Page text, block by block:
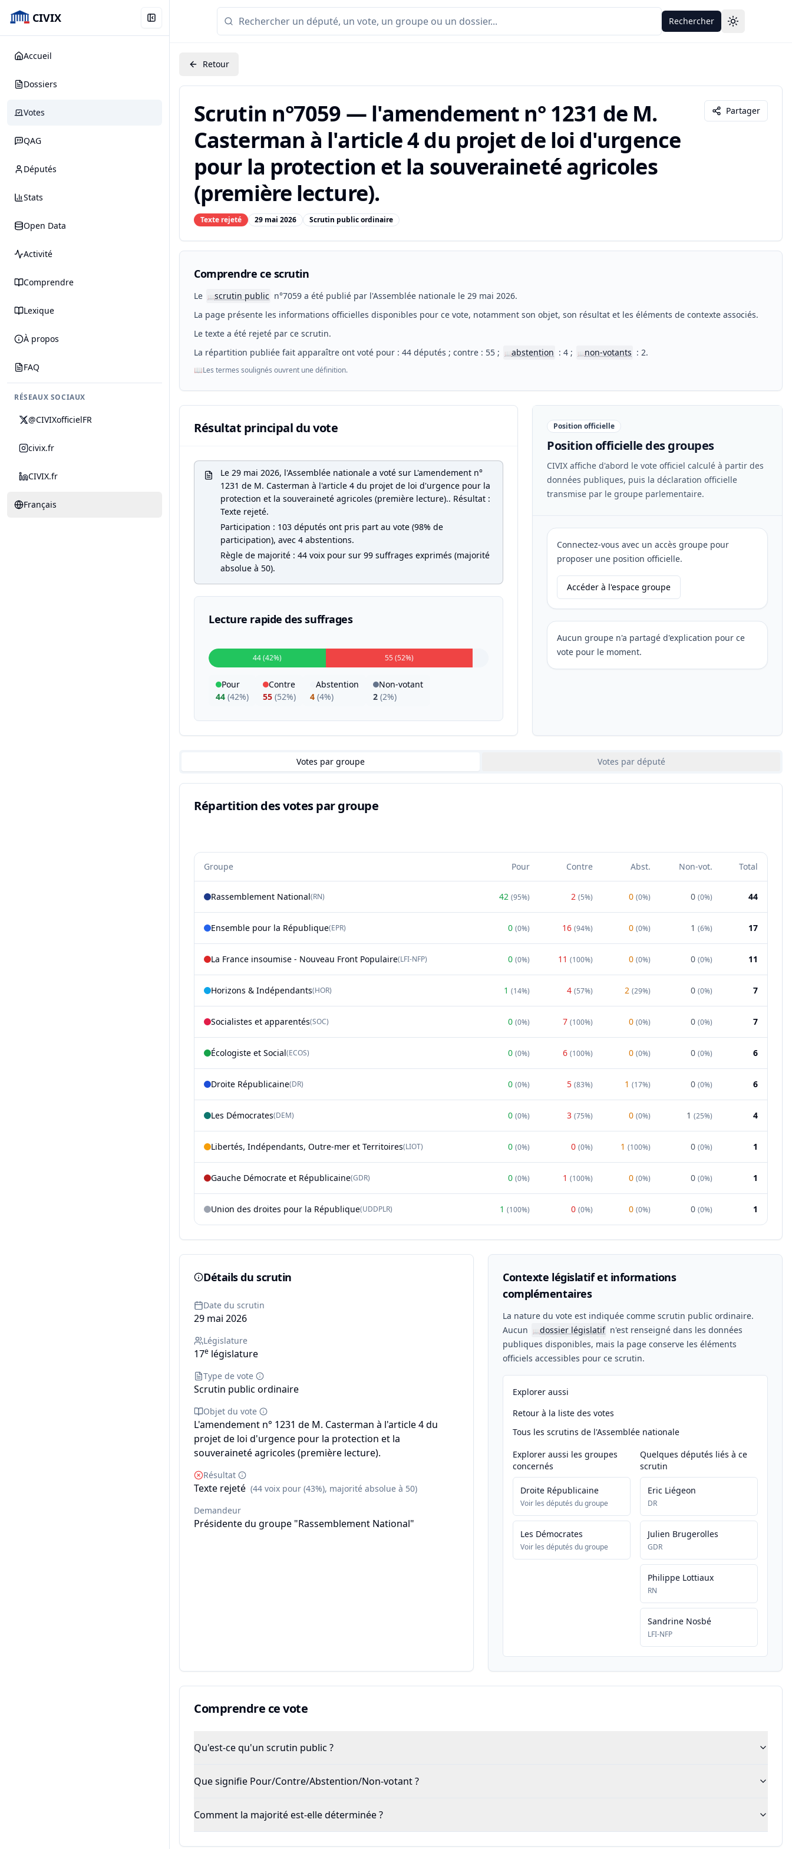
CIVIX
Accueil
Dossiers
Votes
QAG
Députés
Stats
Open Data
Activité
Comprendre
Lexique
À propos
FAQ
RÉSEAUX SOCIAUX
@CIVIXofficielFR
civix.fr
CIVIX.fr
Français
Rechercher Toggle theme
Retour
Scrutin n°7059 — l'amendement n° 1231 de M.
Casterman à l'article 4 du projet de loi d'urgence
pour la protection et la souveraineté agricoles
(première lecture).
Texte rejeté 29 mai 2026 Scrutin public ordinaire
Partager
Comprendre ce scrutin
Le 📖scrutin public n°7059 a été publié par l'Assemblée nationale le 29 mai 2026.
La page présente les informations officielles disponibles pour ce vote, notamment son objet, son résultat et les éléments de contexte associés.
Le texte a été rejeté par ce scrutin.
La répartition publiée fait apparaître ont voté pour : 44 députés ; contre : 55 ;
📖abstention : 4 ; 📖non-votants : 2.
📖Les termes soulignés ouvrent une définition.
Résultat principal du vote
Le 29 mai 2026, l'Assemblée nationale a voté sur L'amendement n°
1231 de M. Casterman à l'article 4 du projet de loi d'urgence pour la
protection et la souveraineté agricoles (première lecture).. Résultat :
Texte rejeté.
Participation : 103 députés ont pris part au vote (98% de
participation), avec 4 abstentions.
Règle de majorité : 44 voix pour sur 99 suffrages exprimés (majorité
absolue à 50).
Lecture rapide des suffrages
44 (42%) 55 (52%)
Pour
44 (42%)
Contre
55 (52%)
Abstention
4 (4%)
Non-votant
2 (2%)
Position officielle
Position officielle des groupes
CIVIX affiche d'abord le vote officiel calculé à partir des
données publiques, puis la déclaration officielle
transmise par le groupe parlementaire.
Connectez-vous avec un accès groupe pour
proposer une position officielle.
Accéder à l'espace groupe
Aucun groupe n'a partagé d'explication pour ce
vote pour le moment.
Votes par groupe Votes par député
Répartition des votes par groupe
Groupe Pour Contre Abst. Non-vot. Total
Rassemblement National(RN) 42 (95%) 2 (5%) 0 (0%) 0 (0%) 44
Ensemble pour la République(EPR) 0 (0%) 16 (94%) 0 (0%) 1 (6%) 17
La France insoumise - Nouveau Front Populaire(LFI-NFP) 0 (0%) 11 (100%) 0 (0%) 0 (0%) 11
Horizons & Indépendants(HOR) 1 (14%) 4 (57%) 2 (29%) 0 (0%) 7
Socialistes et apparentés(SOC) 0 (0%) 7 (100%) 0 (0%) 0 (0%) 7
Écologiste et Social(ECOS) 0 (0%) 6 (100%) 0 (0%) 0 (0%) 6
Droite Républicaine(DR) 0 (0%) 5 (83%) 1 (17%) 0 (0%) 6
Les Démocrates(DEM) 0 (0%) 3 (75%) 0 (0%) 1 (25%) 4
Libertés, Indépendants, Outre-mer et Territoires(LIOT) 0 (0%) 0 (0%) 1 (100%) 0 (0%) 1
Gauche Démocrate et Républicaine(GDR) 0 (0%) 1 (100%) 0 (0%) 0 (0%) 1
Union des droites pour la République(UDDPLR) 1 (100%) 0 (0%) 0 (0%) 0 (0%) 1
Détails du scrutin
Date du scrutin
29 mai 2026
Législature
17e législature
Type de vote
Scrutin public ordinaire
Objet du vote
L'amendement n° 1231 de M. Casterman à l'article 4 du
projet de loi d'urgence pour la protection et la
souveraineté agricoles (première lecture).
Résultat
Texte rejeté (44 voix pour (43%), majorité absolue à 50)
Demandeur
Présidente du groupe "Rassemblement National"
Contexte législatif et informations
complémentaires
La nature du vote est indiquée comme scrutin public ordinaire.
Aucun
📖dossier législatif n'est renseigné dans les données
publiques disponibles, mais la page conserve les éléments
officiels accessibles pour ce scrutin.
Explorer aussi
Retour à la liste des votes
Tous les scrutins de l'Assemblée nationale
Explorer aussi les groupes
concernés
Droite Républicaine
Voir les députés du groupe
Les Démocrates
Voir les députés du groupe
Quelques députés liés à ce
scrutin
Eric Liégeon
DR
Julien Brugerolles
GDR
Philippe Lottiaux
RN
Sandrine Nosbé
LFI-NFP
Comprendre ce vote
Qu'est-ce qu'un scrutin public ?
Que signifie Pour/Contre/Abstention/Non-votant ?
Comment la majorité est-elle déterminée ?